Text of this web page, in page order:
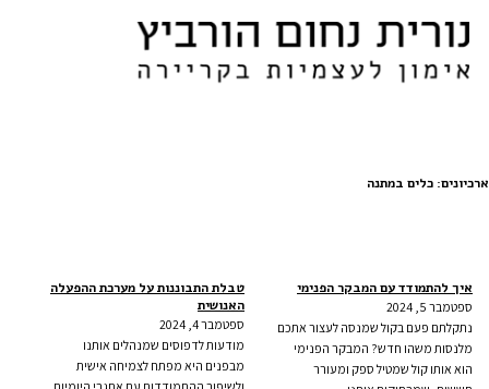
ארכיונים: כלים במתנה
איך להתמודד עם המבקר הפנימי
ספטמבר 5, 2024
נתקלתם פעם בקול שמנסה לעצור אתכם
מלנסות משהו חדש? המבקר הפנימי
הוא אותו קול שמטיל ספק ומעורר
טבלת התבוננות על מערכת ההפעלה
האנושית
ספטמבר 4, 2024
מודעות לדפוסים שמנהלים אותנו
מבפנים היא מפתח לצמיחה אישית